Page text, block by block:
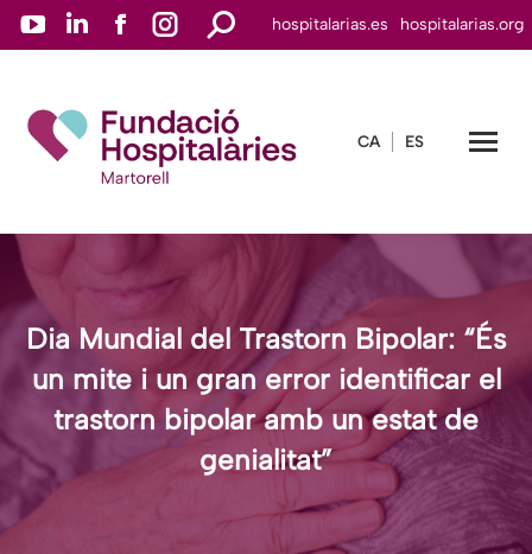
YouTube
in
Linkedin
in
new
Facebook
in
new
Instagram
in
Search: hospitalarias.es hospitalarias.org
CA ES
Dia Mundial del Trastorn Bipolar: “És
un mite i un gran error identificar el
trastorn bipolar amb un estat de
genialitat”